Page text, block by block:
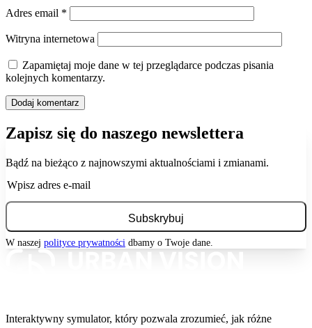
Adres email *
Witryna internetowa
Zapamiętaj moje dane w tej przeglądarce podczas pisania
kolejnych komentarzy.
Zapisz się do naszego newslettera
Bądź na bieżąco z najnowszymi aktualnościami i zmianami.
W naszej polityce prywatności dbamy o Twoje dane.
Interaktywny symulator, który pozwala zrozumieć, jak różne